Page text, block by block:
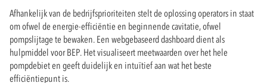
Afhankelijk van de bedrijfsprioriteiten stelt de oplossing operators in staat
om ofwel de energie-efficiëntie en beginnende cavitatie, ofwel
pompslijtage te bewaken. Een webgebaseerd dashboard dient als
hulpmiddel voor BEP. Het visualiseert meetwaarden over het hele
pompdebiet en geeft duidelijk en intuïtief aan wat het beste
efficiëntiepunt is.